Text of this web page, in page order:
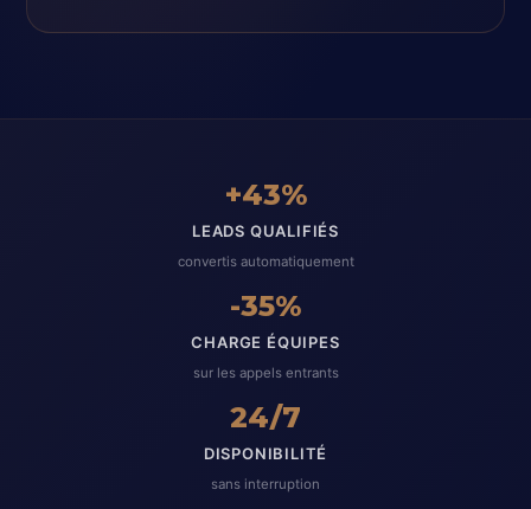
+43%
LEADS QUALIFIÉS
convertis automatiquement
-35%
CHARGE ÉQUIPES
sur les appels entrants
24/7
DISPONIBILITÉ
sans interruption